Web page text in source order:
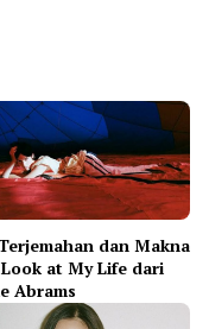
dan Makna
at My Life dari
Abrams